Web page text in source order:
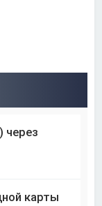
через
карты